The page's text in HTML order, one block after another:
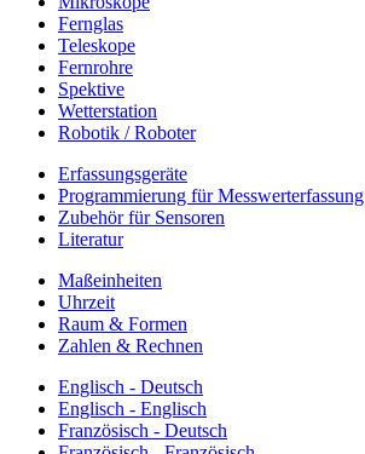
Fernglas
Teleskope
Fernrohre
Spektive
Wetterstation
Robotik / Roboter
Erfassungsgeräte
Programmierung für Messwerterfassung
Zubehör für Sensoren
Literatur
Maßeinheiten
Uhrzeit
Raum & Formen
Zahlen & Rechnen
Englisch - Deutsch
Englisch - Englisch
Französisch - Deutsch